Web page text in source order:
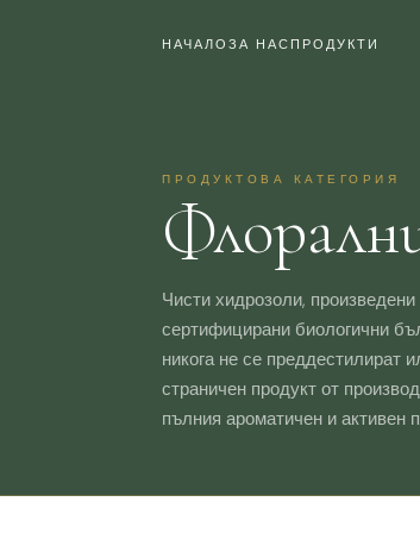
НАЧАЛО ЗА НАС ПРОДУКТИ
ПРОДУКТОВА КАТЕГОРИЯ
Чисти хидрозоли,
сертифицирани биологични
никога не се преддестилират
страничен продукт от
пълния ароматичен и активен